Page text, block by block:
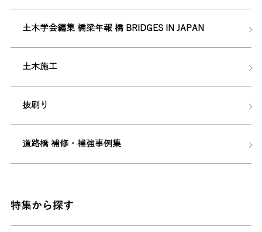
土木学会編集 橋梁年報 橋 BRIDGES IN JAPAN
土木施工
抜刷り
道路橋 補修・補強事例集
特集から探す